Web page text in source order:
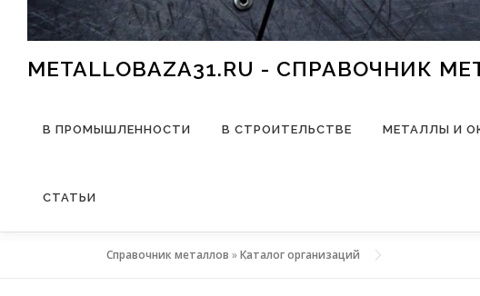
METALLOBAZA31.RU - СПРАВОЧНИК
В ПРОМЫШЛЕННОСТИ В СТРОИТЕЛЬСТВЕ МЕТАЛЛЫ И
СТАТЬИ
Справочник металлов »Каталог организаций